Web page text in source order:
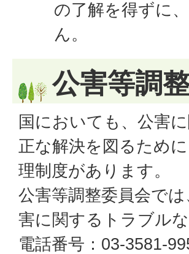
の了解を得ずに
ん。
公害等調
国においても、公害
正な解決を図るため
理制度があります。
公害等調整委員会で
害に関するトラブル
電話番号：03-3581-